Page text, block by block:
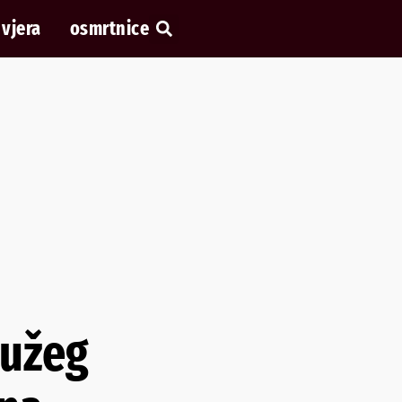
vjera osmrtnice